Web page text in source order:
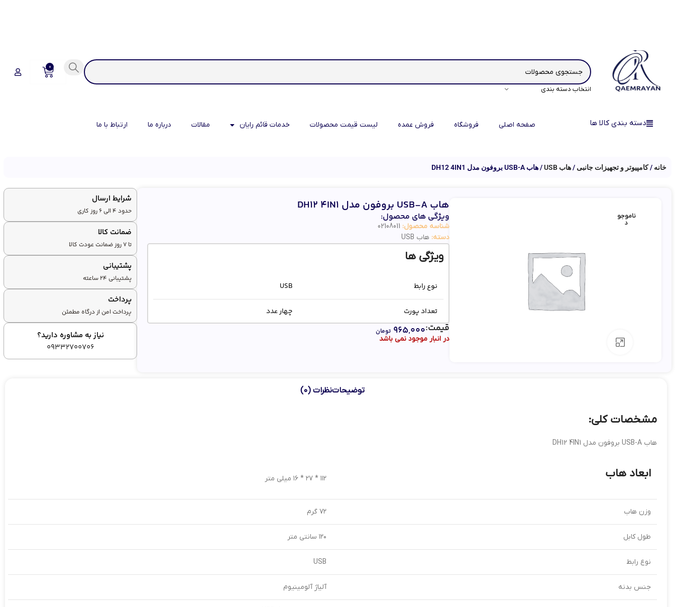
انتخاب دسته بندی
0
دسته بندی کالا ها صفحه اصلی فروشگاه فروش عمده لیست قیمت محصولات خدمات قائم رایان مقالات درباره ما ارتباط با ما
خانه کامپیوتر و تجهیزات جانبی هاب USB هاب USB-A بروفون مدل DH12 4IN1
ناموجو
د
هاب USB-A بروفون مدل DH12 4IN1
ویژگی های محصول:
شناسه محصول: 02108011
دسته: هاب USB
ویژگی ها
نوع رابط USB
تعداد پورت‌ چهار عدد
در انبار موجود نمی باشد
قیمت:۹۶۵,۰۰۰ تومان
شرایط ارسال
حدود 4 الی 6 روز کاری
ضمانت کالا
تا ۷ روز ضمانت عودت کالا
پشتیبانی
پشتیبانی ۲۴ ساعته
پرداخت
پرداخت امن از درگاه مطمئن
نیاز به مشاوره دارید؟
09332700706
توضیحاتنظرات (0)
مشخصات کلی:
هاب USB-A بروفون مدل DH12 4IN1
ابعاد هاب ۱۱۲ * ۲۷ * ۱۶ میلی متر
وزن هاب ۷۲ گرم
طول کابل ۱۲۰ سانتی متر
نوع رابط USB
جنس بدنه آلیاژ آلومینیوم